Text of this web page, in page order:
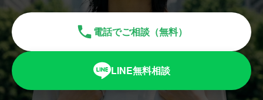
電話でご相談（無料）
LINE無料相談